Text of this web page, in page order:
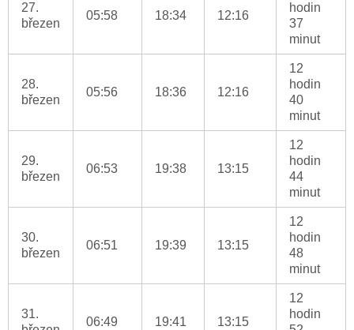
27.
březen
05:58 18:34 12:16
hodin
37
minut
28.
březen
05:56 18:36 12:16
12
hodin
40
minut
29.
březen
06:53 19:38 13:15
12
hodin
44
minut
30.
březen
06:51 19:39 13:15
12
hodin
48
minut
31.
06:49 19:41 13:15
12
hodin